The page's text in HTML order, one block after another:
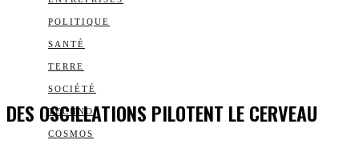
POLITIQUE
SANTÉ
TERRE
SOCIÉTÉ
TECHNO
COSMOS
DES OSCILLATIONS PILOTENT LE CERVEAU